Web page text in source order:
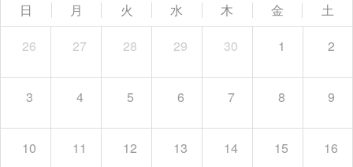
日 月 火 水 木 金
土
26
27 28 29 30 1 2
3 4 5 6 7 8 9
10 11 12 13 14 15 16